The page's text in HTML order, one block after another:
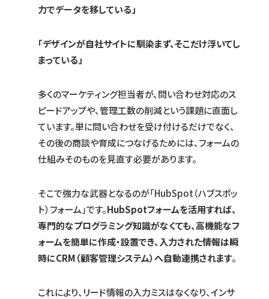
力でデータを移している」
「デザインが自社サイトに馴染まず、そこだけ浮いてし
まっている」
多くのマーケティング担当者が、問い合わせ対応のス
ピードアップや、管理工数の削減という課題に直面し
ています。単に問い合わせを受け付けるだけでなく、
その後の商談や育成につなげるためには、フォームの
仕組みそのものを見直す必要があります。
そこで強力な武器となるのが「HubSpot（ハブスポッ
ト）フォーム」です。HubSpotフォームを活用すれば、
専門的なプログラミング知識がなくても、高機能なフ
ォームを簡単に作成・設置でき、入力された情報は瞬
時にCRM（顧客管理システム）へ自動連携されます。
これにより、リード情報の入力ミスはなくなり、インサ